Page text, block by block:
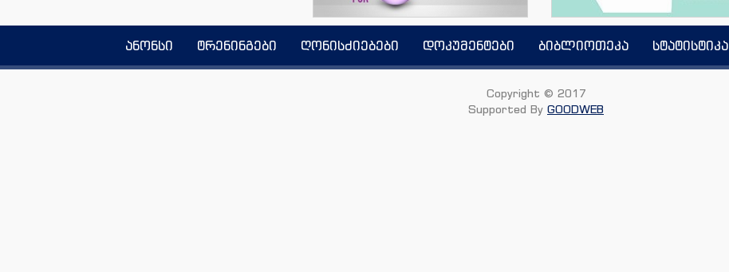
ანონსი ტრენინგები ღონისძიებები დოკუმენტები ბიბლიოთეკა სტატისტიკა
Copyright © 2017
Supported By GOODWEB